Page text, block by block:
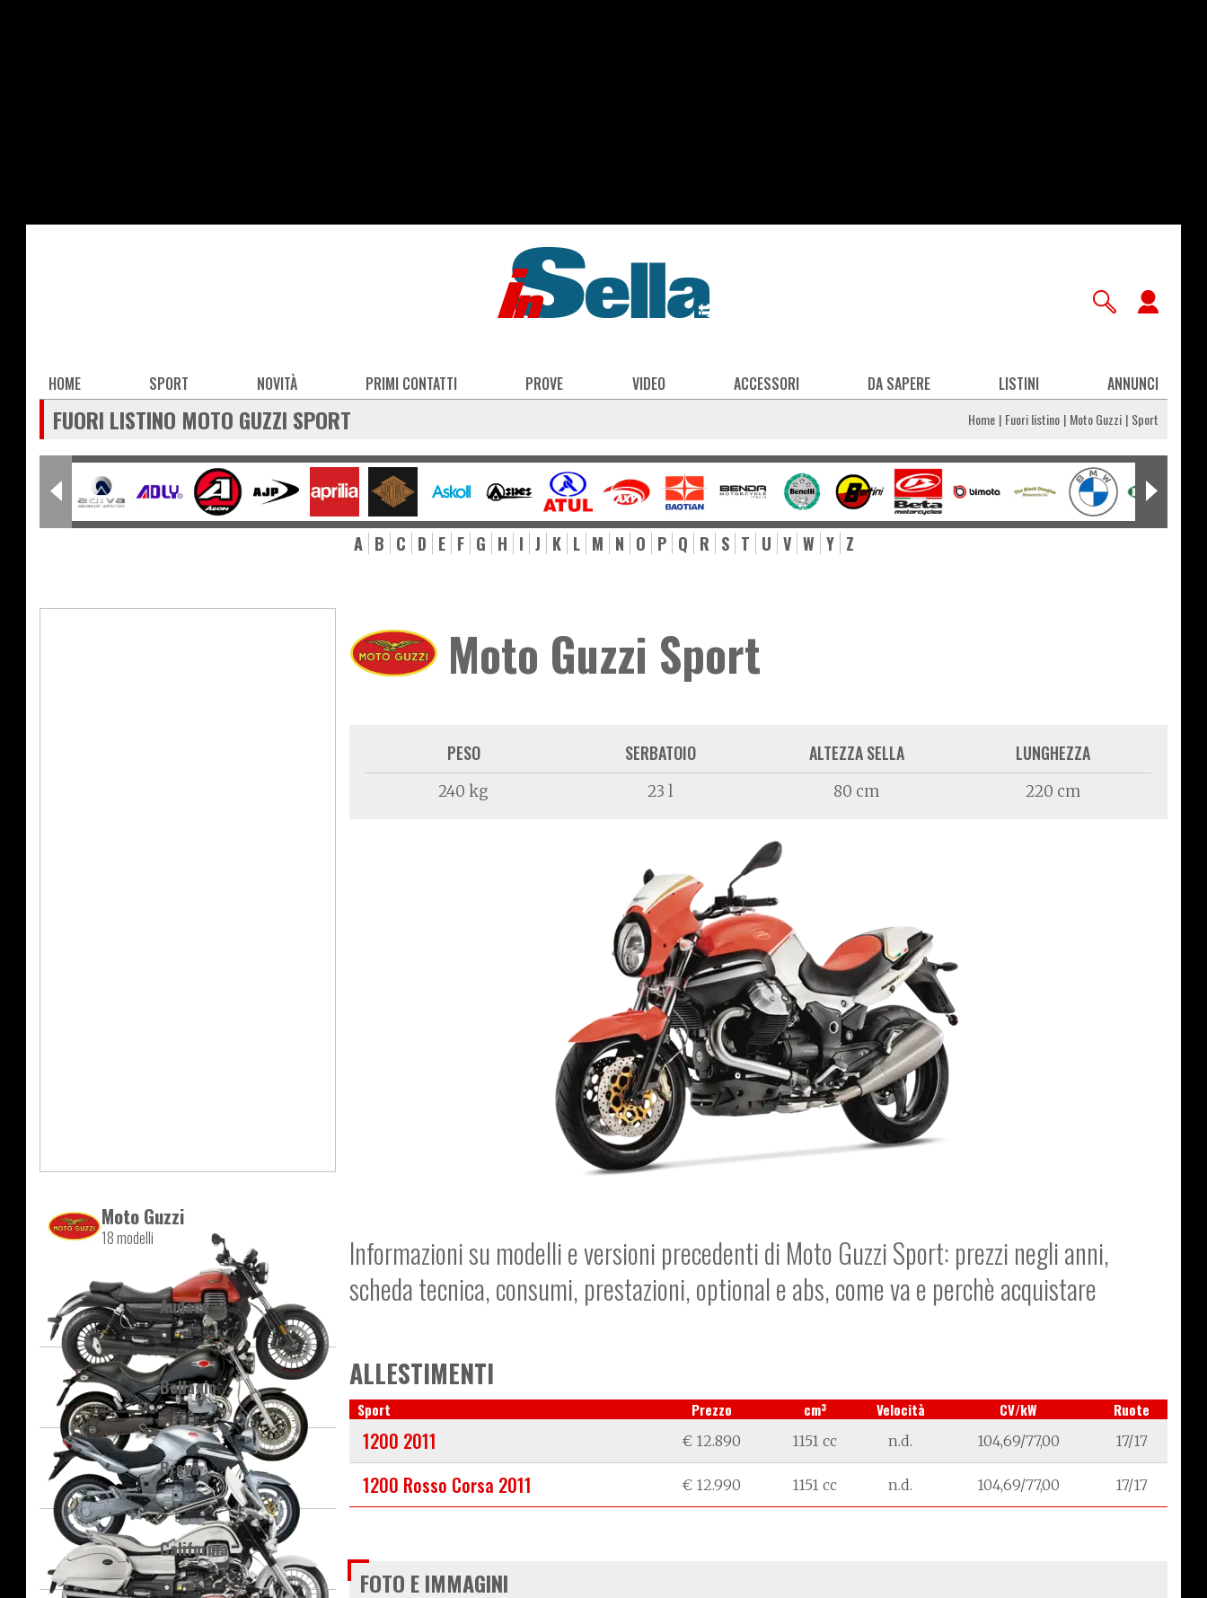
Main
navigation
HOME SPORT NOVITÀ PRIMI CONTATTI PROVE VIDEO ACCESSORI DA SAPERE LISTINI ANNUNCI
FUORI LISTINO MOTO GUZZI SPORT Home Fuori listino Moto Guzzi Sport
A B C D E F G H I J K L M N O P Q R S T U V W Y Z
Moto Guzzi
18 modelli
Audace
Bellagio
Breva
California
Moto Guzzi Sport
PESO
240 kg
SERBATOIO
23 l
ALTEZZA SELLA
80 cm
LUNGHEZZA
220 cm
Informazioni su modelli e versioni precedenti di Moto Guzzi Sport: prezzi negli anni,
scheda tecnica, consumi, prestazioni, optional e abs, come va e perchè acquistare
ALLESTIMENTI
Sport Prezzo cm3 Velocità CV/kW Ruote
1200 2011 € 12.890 1151 cc n.d. 104,69/77,00 17/17
1200 Rosso Corsa 2011 € 12.990 1151 cc n.d. 104,69/77,00 17/17
FOTO E IMMAGINI